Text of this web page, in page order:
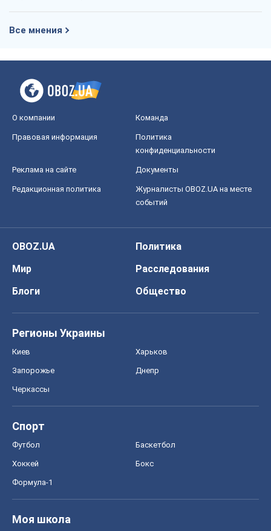
Все мнения
О компании Команда
Правовая информация
Политика
конфиденциальности
Реклама на сайте Документы
Редакционная политика
Журналисты OBOZ.UA на месте
событий
OBOZ.UA
Политика
Мир
Расследования
Блоги
Общество
Регионы Украины
Киев Харьков
Запорожье Днепр
Черкассы
Спорт
Футбол Баскетбол
Хоккей Бокс
Формула-1
Моя школа